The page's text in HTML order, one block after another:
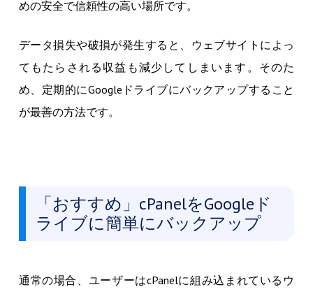
めの安全で信頼性の高い場所です。
データ損失や破損が発生すると、ウェブサイトによっ
てもたらされる収益も減少してしまいます。そのた
め、定期的にGoogleドライブにバックアップすること
が最善の方法です。
「おすすめ」cPanelをGoogleド
ライブに簡単にバックアップ
通常の場合、ユーザーはcPanelに組み込まれているウ